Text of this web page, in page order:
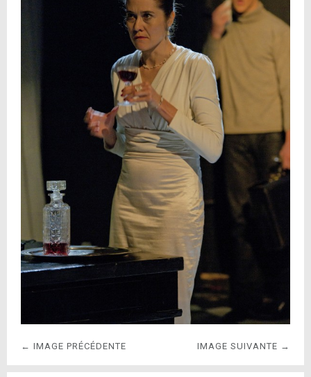
← IMAGE PRÉCÉDENTE IMAGE SUIVANTE →